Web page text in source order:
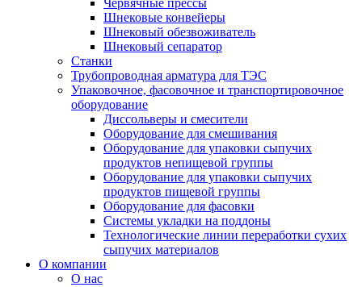
Червячные прессы
Шнековые конвейеры
Шнековый обезвоживатель
Шнековый сепаратор
Станки
Трубопроводная арматура для ТЭС
Упаковочное, фасовочное и транспортировочное
оборудование
Диссольверы и смесители
Оборудование для смешивания
Оборудование для упаковки сыпучих
продуктов непищевой группы
Оборудование для упаковки сыпучих
продуктов пищевой группы
Оборудование для фасовки
Системы укладки на поддоны
Технологические линии переработки сухих
сыпучих материалов
О компании
О нас